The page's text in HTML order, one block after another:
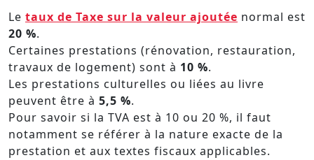
Le taux de Taxe sur la valeur ajoutée normal est
20 %.
Certaines prestations (rénovation, restauration,
travaux de logement) sont à 10 %.
Les prestations culturelles ou liées au livre
peuvent être à 5,5 %.
Pour savoir si la TVA est à 10 ou 20 %, il faut
notamment se référer à la nature exacte de la
prestation et aux textes fiscaux applicables.